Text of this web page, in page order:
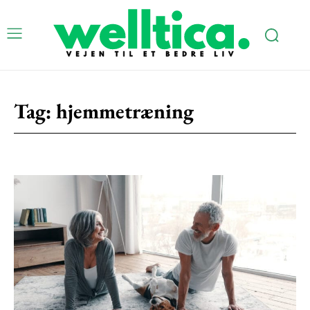
Subscription Plans
Free limited access
Gratis / forever
Etiam est nibh, lobortis sit
Tag: hjemmetræning